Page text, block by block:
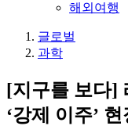
해외여행
글로벌
과학
[지구를 보다]
‘강제 이주’